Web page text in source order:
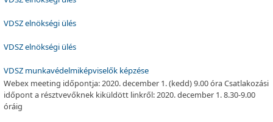
VDSZ elnökségi ülés
VDSZ elnökségi ülés
VDSZ munkavédelmiképviselők képzése
Webex meeting időpontja: 2020. december 1. (kedd) 9.00 óra Csatlakozási
időpont a résztvevőknek kiküldött linkről: 2020. december 1. 8.30-9.00
óráig